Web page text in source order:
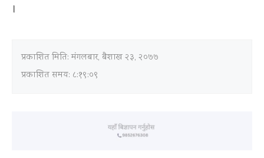
।
प्रकाशित मिति:मंगलबार, बैशाख २३, २०७७
प्रकाशित समय: ८:१९:०९